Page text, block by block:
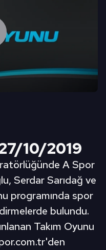
10/2019
A Spor
Serdar Sarıdağ ve
programında spor
bulundu.
Takım Oyunu